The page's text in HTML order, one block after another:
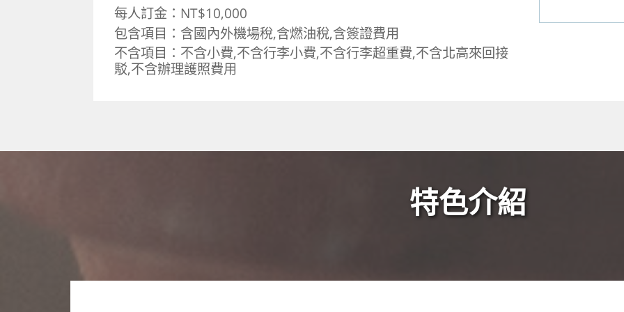
每人訂金：NT$10,000
包含項目：含國內外機場稅,含燃油稅,含簽證費用
不含項目：不含小費,不含行李小費,不含行李超重費,不含北高來回接
駁,不含辦理護照費用
特色介紹